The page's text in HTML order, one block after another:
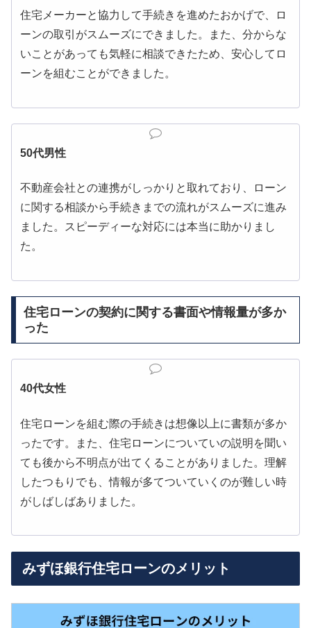
住宅メーカーと協力して手続きを進めたおかげで、ロ
ーンの取引がスムーズにできました。また、分からな
いことがあっても気軽に相談できたため、安心してロ
ーンを組むことができました。
50代男性
不動産会社との連携がしっかりと取れており、ローン
に関する相談から手続きまでの流れがスムーズに進み
ました。スピーディーな対応には本当に助かりまし
た。
住宅ローンの契約に関する書面や情報量が多か
った
40代女性
住宅ローンを組む際の手続きは想像以上に書類が多か
ったです。また、住宅ローンについていの説明を聞い
ても後から不明点が出てくることがありました。理解
したつもりでも、情報が多てついていくのが難しい時
がしばしばありました。
みずほ銀行住宅ローンのメリット